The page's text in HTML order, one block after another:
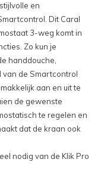
en
Dit Caral
3-weg komt in
Zo kun je
handdouche,
van de Smartcontrol
aan en uit te
de gewenste
te regelen en
dat de kraan ook
nodig van de Klik Pro